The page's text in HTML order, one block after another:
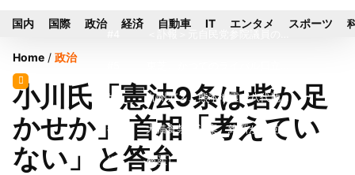
の真紀子氏
元社長が取締役に就任—再上場に向け視
界良好
#6 九州ガス、熊本地震で八代地区
のガス供給停止 「2次災害防止」を理
由に
#7 犬猫食禁止法案、維新が各党と
調整 中華料理店の提供に懸念
#8 破産した全東信、最大債権者は
国内 国際 政治 経済 自動車 IT エンタメ スポーツ
Home / 政治
小川氏「憲法9条は砦か足
かせか」 首相「考えてい
ない」と答弁